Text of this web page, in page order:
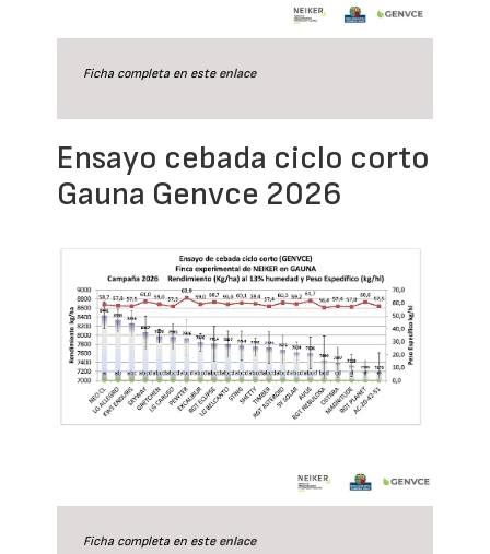
Ficha completa en este enlace
Ensayo cebada ciclo corto
Gauna Genvce 2026
Ficha completa en este enlace